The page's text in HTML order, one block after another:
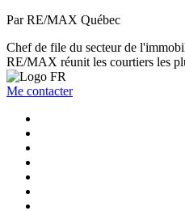
Par RE/MAX Québec
Chef de file du secteur de
RE/MAX réunit les courtiers les
Me contacter